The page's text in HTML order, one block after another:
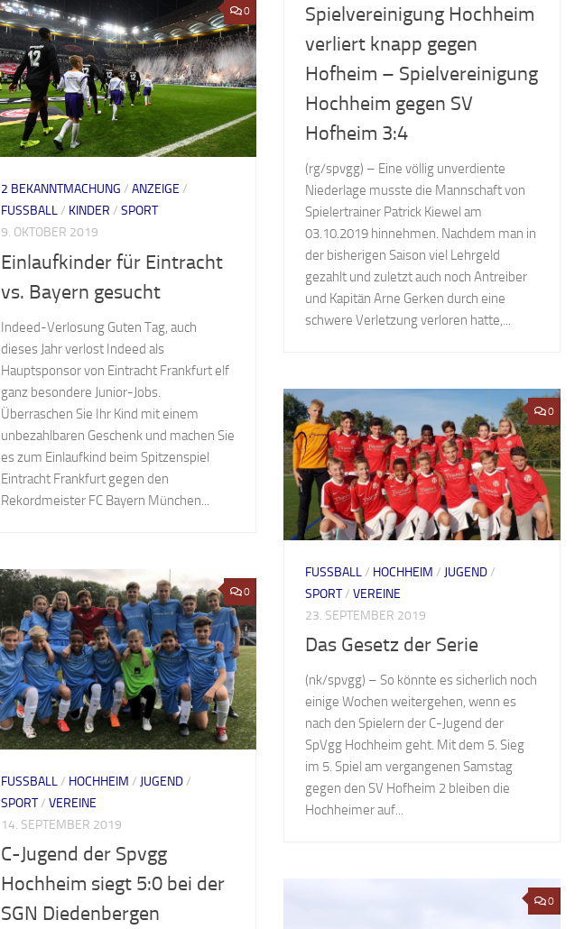
Spielvereinigung Hochheim
verliert knapp gegen
Hofheim – Spielvereinigung
Hochheim gegen SV
Hofheim 3:4
(rg/spvgg) – Eine völlig unverdiente
Niederlage musste die Mannschaft von
Spielertrainer Patrick Kiewel am
03.10.2019 hinnehmen. Nachdem man in
der bisherigen Saison viel Lehrgeld
gezahlt und zuletzt auch noch Antreiber
und Kapitän Arne Gerken durch eine
schwere Verletzung verloren hatte,...
0
2 BEKANNTMACHUNG / ANZEIGE /
FUSSBALL / KINDER / SPORT
9. OKTOBER 2019
Einlaufkinder für Eintracht
vs. Bayern gesucht
Indeed-Verlosung Guten Tag, auch
dieses Jahr verlost Indeed als
Hauptsponsor von Eintracht Frankfurt elf
ganz besondere Junior-Jobs.
Überraschen Sie Ihr Kind mit einem
unbezahlbaren Geschenk und machen Sie
es zum Einlaufkind beim Spitzenspiel
Eintracht Frankfurt gegen den
Rekordmeister FC Bayern München...
0
FUSSBALL / HOCHHEIM / JUGEND/
SPORT/ VEREINE
23. SEPTEMBER 2019
Das Gesetz der Serie
(nk/spvgg) – So könnte es sicherlich noch
einige Wochen weitergehen, wenn es
nach den Spielern der C-Jugend der
SpVgg Hochheim geht. Mit dem 5. Sieg
im 5. Spiel am vergangenen Samstag
gegen den SV Hofheim 2 bleiben die
Hochheimer auf...
0
FUSSBALL / HOCHHEIM / JUGEND/
SPORT/ VEREINE
14. SEPTEMBER 2019
C-Jugend der Spvgg
Hochheim siegt 5:0 bei der
SGN Diedenbergen
0